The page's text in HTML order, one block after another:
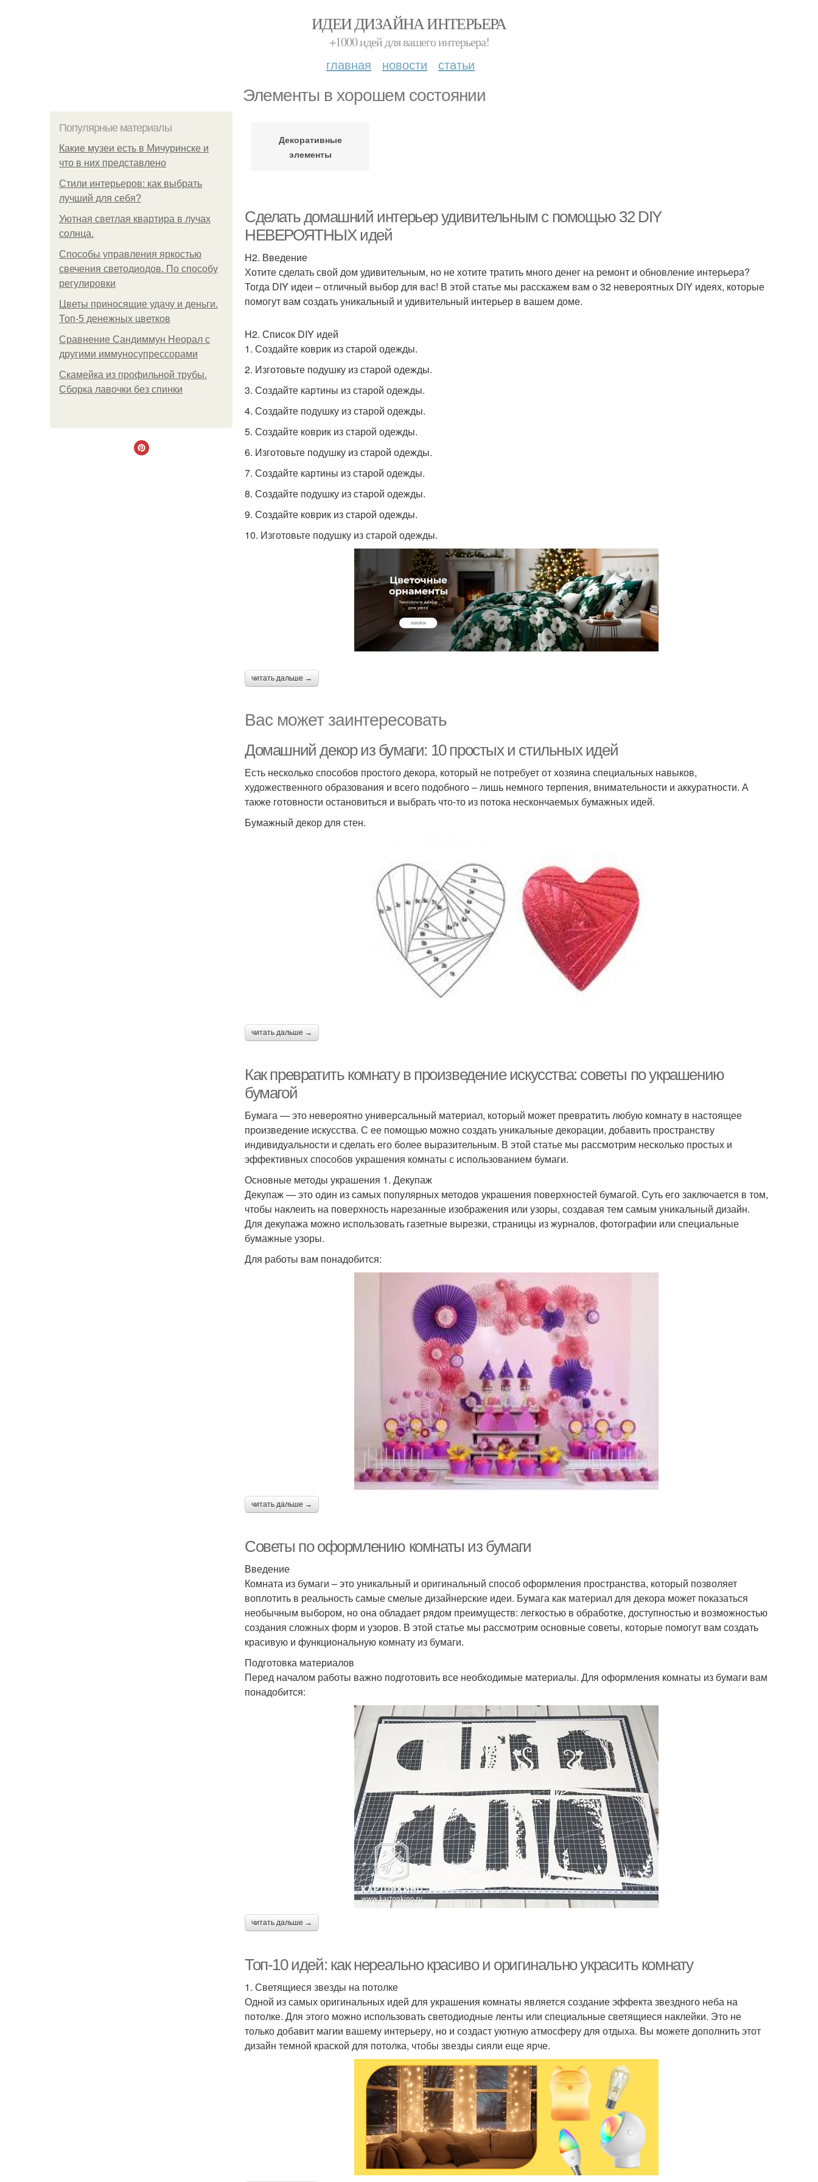
ИДЕИ ДИЗАЙНА ИНТЕРЬЕРА
+1000 идей для вашего интерьера!
главная новости статьи
Элементы в хорошем состоянии
Популярные материалы
Какие музеи есть в Мичуринске и
что в них представлено
Стили интерьеров: как выбрать
лучший для себя?
Уютная светлая квартира в лучах
солнца.
Способы управления яркостью
свечения светодиодов. По способу
регулировки
Цветы приносящие удачу и деньги.
Топ-5 денежных цветков
Сравнение Сандиммун Неорал с
другими иммуносупрессорами
Скамейка из профильной трубы.
Сборка лавочки без спинки
Декоративные
элементы
Сделать домашний интерьер удивительным с помощью 32 DIY
НЕВЕРОЯТНЫХ идей
H2. Введение
Хотите сделать свой дом удивительным, но не хотите тратить много денег на ремонт и обновление интерьера?
Тогда DIY идеи – отличный выбор для вас! В этой статье мы расскажем вам о 32 невероятных DIY идеях, которые
помогут вам создать уникальный и удивительный интерьер в вашем доме.
H2. Список DIY идей
1. Создайте коврик из старой одежды.
2. Изготовьте подушку из старой одежды.
3. Создайте картины из старой одежды.
4. Создайте подушку из старой одежды.
5. Создайте коврик из старой одежды.
6. Изготовьте подушку из старой одежды.
7. Создайте картины из старой одежды.
8. Создайте подушку из старой одежды.
9. Создайте коврик из старой одежды.
10. Изготовьте подушку из старой одежды.
читать дальше →
Вас может заинтересовать
Домашний декор из бумаги: 10 простых и стильных идей
Есть несколько способов простого декора, который не потребует от хозяина специальных навыков,
художественного образования и всего подобного – лишь немного терпения, внимательности и аккуратности. А
также готовности остановиться и выбрать что-то из потока нескончаемых бумажных идей.
Бумажный декор для стен.
читать дальше →
Как превратить комнату в произведение искусства: советы по украшению
бумагой
Бумага — это невероятно универсальный материал, который может превратить любую комнату в настоящее
произведение искусства. С ее помощью можно создать уникальные декорации, добавить пространству
индивидуальности и сделать его более выразительным. В этой статье мы рассмотрим несколько простых и
эффективных способов украшения комнаты с использованием бумаги.
Основные методы украшения 1. Декупаж
Декупаж — это один из самых популярных методов украшения поверхностей бумагой. Суть его заключается в том,
чтобы наклеить на поверхность нарезанные изображения или узоры, создавая тем самым уникальный дизайн.
Для декупажа можно использовать газетные вырезки, страницы из журналов, фотографии или специальные
бумажные узоры.
Для работы вам понадобится:
читать дальше →
Советы по оформлению комнаты из бумаги
Введение
Комната из бумаги – это уникальный и оригинальный способ оформления пространства, который позволяет
воплотить в реальность самые смелые дизайнерские идеи. Бумага как материал для декора может показаться
необычным выбором, но она обладает рядом преимуществ: легкостью в обработке, доступностью и возможностью
создания сложных форм и узоров. В этой статье мы рассмотрим основные советы, которые помогут вам создать
красивую и функциональную комнату из бумаги.
Подготовка материалов
Перед началом работы важно подготовить все необходимые материалы. Для оформления комнаты из бумаги вам
понадобится:
читать дальше →
Топ-10 идей: как нереально красиво и оригинально украсить комнату
1. Светящиеся звезды на потолке
Одной из самых оригинальных идей для украшения комнаты является создание эффекта звездного неба на
потолке. Для этого можно использовать светодиодные ленты или специальные светящиеся наклейки. Это не
только добавит магии вашему интерьеру, но и создаст уютную атмосферу для отдыха. Вы можете дополнить этот
дизайн темной краской для потолка, чтобы звезды сияли еще ярче.